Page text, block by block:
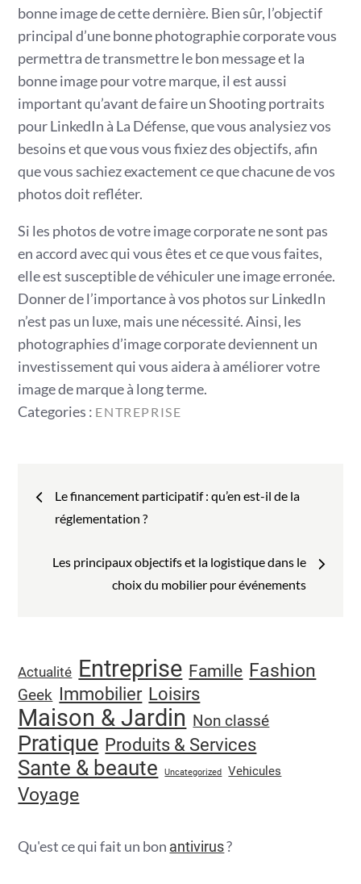
bonne image de cette dernière. Bien sûr, l’objectif
principal d’une bonne photographie corporate vous
permettra de transmettre le bon message et la
bonne image pour votre marque, il est aussi
important qu’avant de faire un Shooting portraits
pour LinkedIn à La Défense, que vous analysiez vos
besoins et que vous vous fixiez des objectifs, afin
que vous sachiez exactement ce que chacune de vos
photos doit refléter.
Si les photos de votre image corporate ne sont pas
en accord avec qui vous êtes et ce que vous faites,
elle est susceptible de véhiculer une image erronée.
Donner de l’importance à vos photos sur LinkedIn
n’est pas un luxe, mais une nécessité. Ainsi, les
photographies d’image corporate deviennent un
investissement qui vous aidera à améliorer votre
image de marque à long terme.
Categories
Categories : ENTREPRISE
Navigation
l’article
Le financement participatif : qu’en est-il de la
réglementation ?
Les principaux objectifs et la logistique dans le
choix du mobilier pour événements
Actualité Entreprise Famille Fashion
Geek Immobilier Loisirs
Maison & Jardin Non classé
Pratique Produits & Services
Sante & beaute Uncategorized Vehicules
Voyage
Qu'est ce qui fait un bon antivirus?